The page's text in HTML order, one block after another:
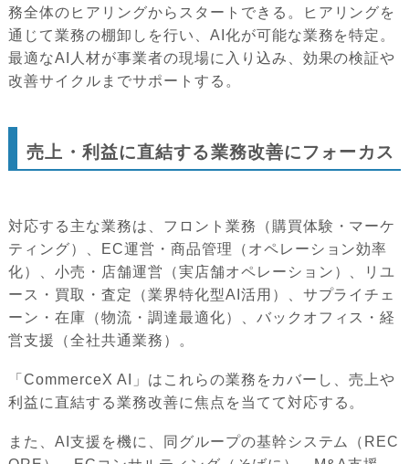
務全体のヒアリングからスタートできる。ヒアリングを
通じて業務の棚卸しを行い、AI化が可能な業務を特定。
最適なAI人材が事業者の現場に入り込み、効果の検証や
改善サイクルまでサポートする。
売上・利益に直結する業務改善にフォーカス
対応する主な業務は、フロント業務（購買体験・マーケ
ティング）、EC運営・商品管理（オペレーション効率
化）、小売・店舗運営（実店舗オペレーション）、リユ
ース・買取・査定（業界特化型AI活用）、サプライチェ
ーン・在庫（物流・調達最適化）、バックオフィス・経
営支援（全社共通業務）。
「CommerceX AI」はこれらの業務をカバーし、売上や
利益に直結する業務改善に焦点を当てて対応する。
また、AI支援を機に、同グループの基幹システム（REC